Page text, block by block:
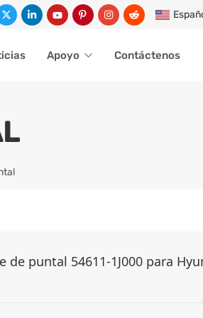
Apoyo Contáctenos
de puntal 54611-1J000 para